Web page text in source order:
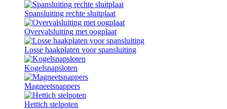
Spansluiting rechte sluitplaat
Overvalsluiting met oogplaat
Losse haakplaten voor spansluiting
Kogelsnapsloten
Magneetsnappers
Hettich stelpoten